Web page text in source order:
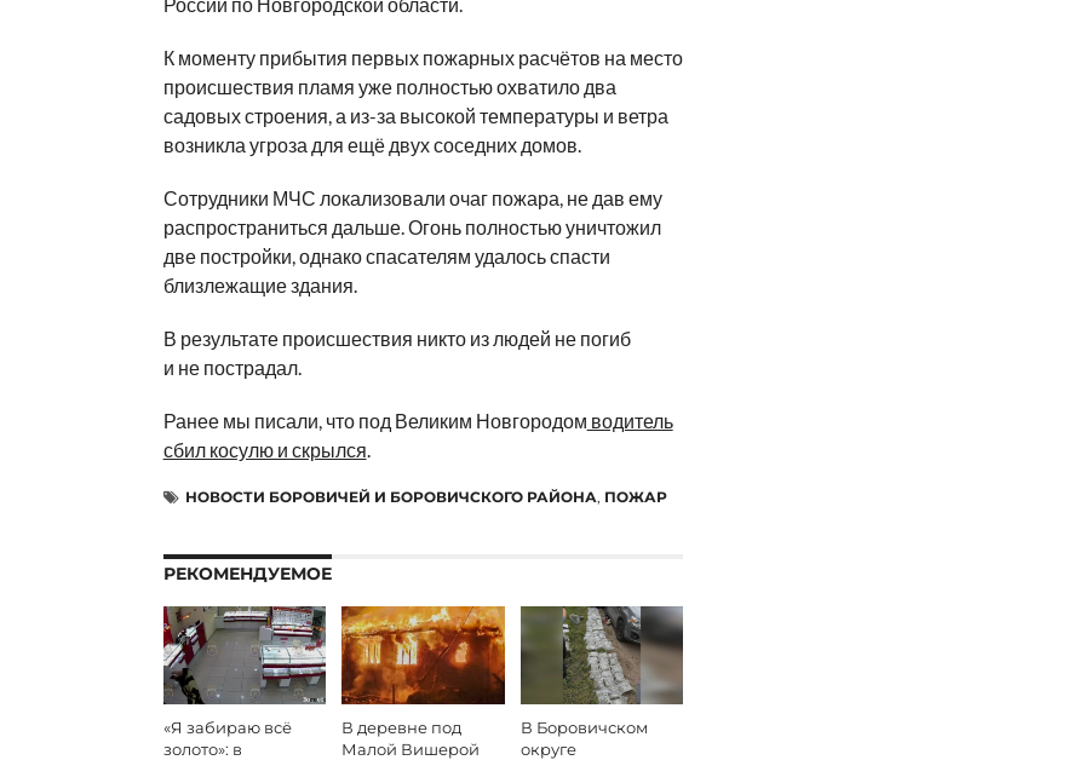
К моменту прибытия первых пожарных расчётов на место
происшествия пламя уже полностью охватило два
садовых строения, а из-за высокой температуры и ветра
возникла угроза для ещё двух соседних домов.
Сотрудники МЧС локализовали очаг пожара, не дав ему
распространиться дальше. Огонь полностью уничтожил
две постройки, однако спасателям удалось спасти
близлежащие здания.
В результате происшествия никто из людей не погиб
и не пострадал.
Ранее мы писали, что под Великим Новгородом водитель
сбил косулю и скрылся.
НОВОСТИ БОРОВИЧЕЙ И БОРОВИЧСКОГО РАЙОНА, ПОЖАР
РЕКОМЕНДУЕМОЕ
«Я забираю всё
золото»: в
В деревне под
Малой Вишерой
В Боровичском
округе